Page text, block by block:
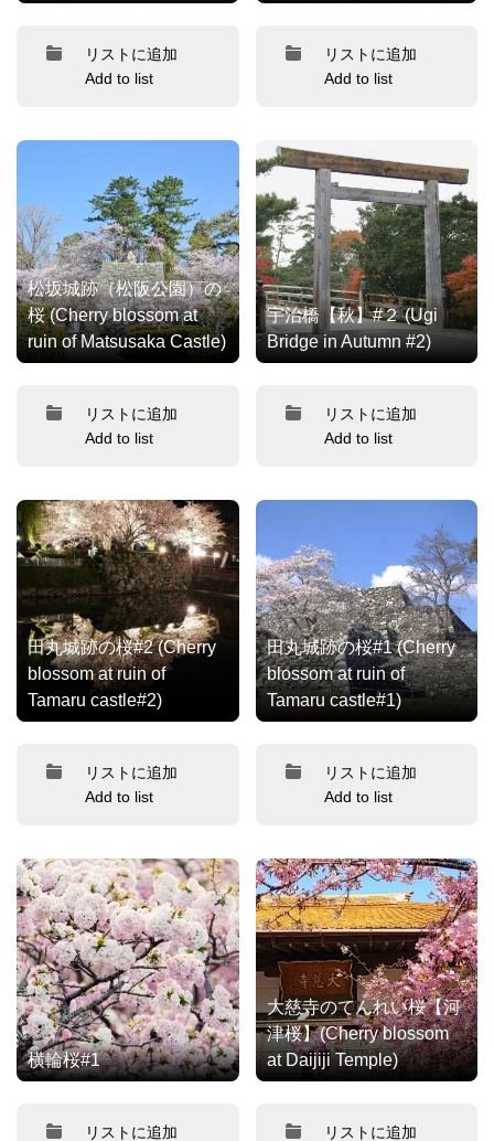
リストに追加
Add to list
リストに追加
Add to list
松坂城跡（松阪公園）の
桜 (Cherry blossom at
ruin of Matsusaka Castle)
リストに追加
Add to list
宇治橋【秋】#２ (Ugi
Bridge in Autumn #2)
リストに追加
Add to list
田丸城跡の桜#2 (Cherry
blossom at ruin of
Tamaru castle#2)
リストに追加
Add to list
田丸城跡の桜#1 (Cherry
blossom at ruin of
Tamaru castle#1)
リストに追加
Add to list
横輪桜#1
リストに追加
大慈寺のてんれい桜【河
津桜】(Cherry blossom
at Daijiji Temple)
リストに追加